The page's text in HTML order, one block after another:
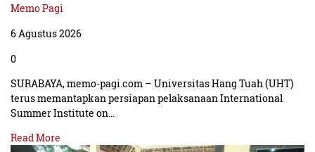
Memo Pagi
6 Agustus 2026
0
SURABAYA, memo-pagi.com – Universitas Hang Tuah (UHT)
terus memantapkan persiapan pelaksanaan International
Summer Institute on…
Read More